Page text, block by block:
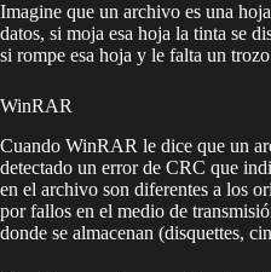
Imagine que un archivo es una
datos, si moja esa hoja la tinta se
si rompe esa hoja y le falta un
WinRAR
Cuando WinRAR le dice que un
detectado un error de CRC que
en el archivo son diferentes a los
por fallos en el medio de
donde se almacenan (disquettes,